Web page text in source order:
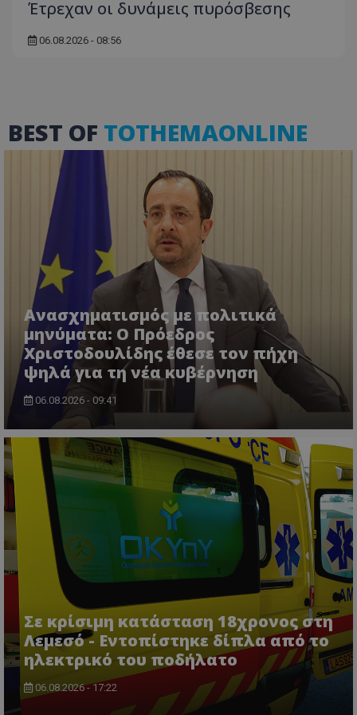
Έτρεχαν οι δυνάμεις πυρόσβεσης
06.08.2026 - 08:56
BEST OF TOTHEMAONLINE
Ανασχηματισμός με πολιτικά
μηνύματα: Ο Πρόεδρος
Χριστοδουλίδης έθεσε τον πήχη
ψηλά για τη νέα κυβέρνηση
06.08.2026 - 09:41
Σε κρίσιμη κατάσταση 18χρονος στη
Λεμεσό - Εντοπίστηκε δίπλα από το
ηλεκτρικό του ποδήλατο
06.08.2026 - 17:22
CookieScriptConsent
CookieScript
www.tothemaonline.com